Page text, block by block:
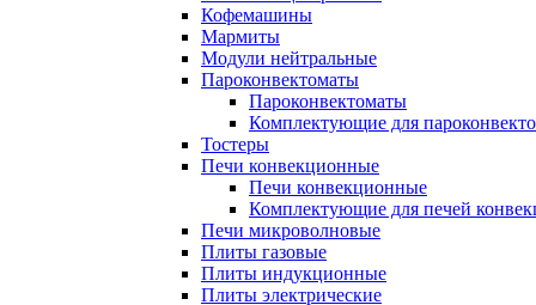
Кофемашины
Мармиты
Модули нейтральные
Пароконвектоматы
Пароконвектоматы
Комплектующие для
Тостеры
Печи конвекционные
Печи конвекционные
Комплектующие для печей
Печи микроволновые
Плиты газовые
Плиты индукционные
Плиты электрические